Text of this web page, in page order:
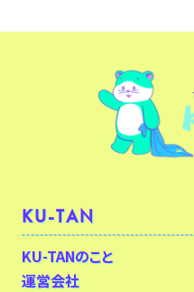
KU-TAN
KU-TANのこと
運営会社